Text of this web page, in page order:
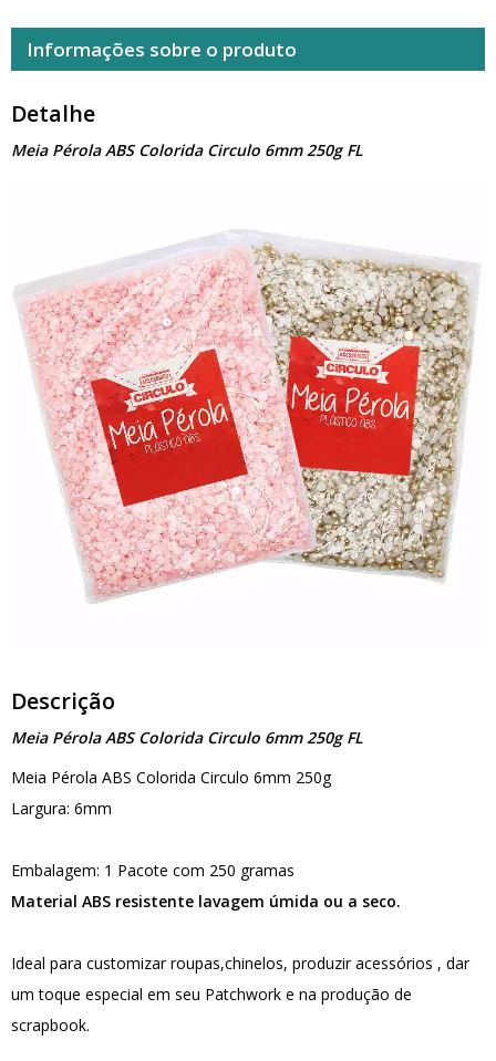
Informações sobre o produto
Detalhe
Meia Pérola ABS Colorida Circulo 6mm 250g FL
Descrição
Meia Pérola ABS Colorida Circulo 6mm 250g FL
Meia Pérola ABS Colorida Circulo 6mm 250g
Largura: 6mm
Embalagem: 1 Pacote com 250 gramas
Material ABS resistente lavagem úmida ou a seco.
Ideal para customizar roupas,chinelos, produzir acessórios , dar
um toque especial em seu Patchwork e na produção de
scrapbook.